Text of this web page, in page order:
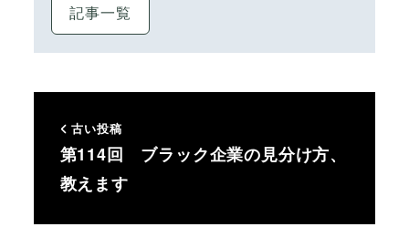
記事一覧
古い投稿
第114回 ブラック企業の見分け方、
教えます